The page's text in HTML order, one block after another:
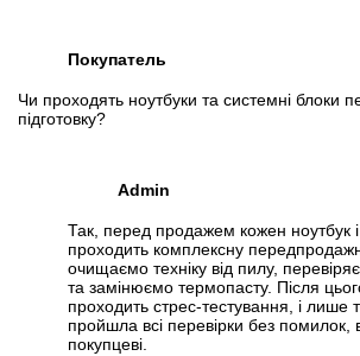
Покупатель
Чи проходять ноутбуки та системні блоки
підготовку?
Admin
Так, перед продажем кожен ноутбук
проходить комплексну
очищаємо техніку від пилу,
та замінюємо термопасту. Після
проходить стрес-тестування, і лише
пройшла всі перевірки без помилок,
покупцеві.